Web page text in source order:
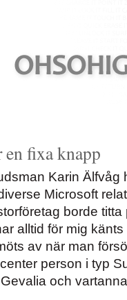
fixa knapp
Karin Älfvåg
Microsoft
borde
alltid för mig
av när man
person i typ
och